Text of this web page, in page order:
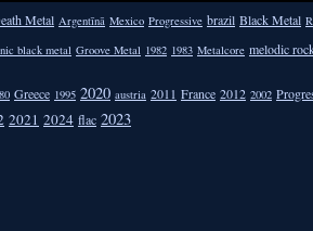
Metal Argentīnā Mexico Progressive brazil Black Metal
black metal Groove Metal 1982 1983 Metalcore melodic
Greece 1995 2020 austria 2011 France 2012 2002
2021 2024 flac 2023